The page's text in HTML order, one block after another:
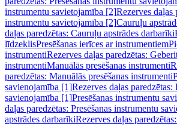
instrumentu savietojamība [2]Rezerves daļas
instrumentu savietojamība [2]Cauruļu
daļas paredzētas: Cauruļu apstrādes darbarīki
līdzeklisPresēšanas ierīces ar instrumentiem
instrumentiRezerves daļas paredzētas:
instrumentiManuālās presēšanas instrumenti
paredzētas: Manuālās presēšanas instrumenti
savienojamība [1]Rezerves daļas paredzētas:
savienojamība [1]Presēšanas instrumentu
daļas paredzētas: Presēšanas instrumentu
apstrādes darbarīkiRezerves daļas